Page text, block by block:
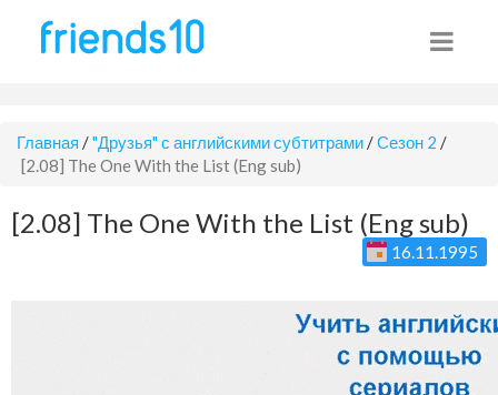
Главная /"Друзья" с английскими субтитрами /Сезон 2 /
[2.08] The One With the List (Eng sub)
[2.08] The One With the List (Eng sub)
16.11.1995